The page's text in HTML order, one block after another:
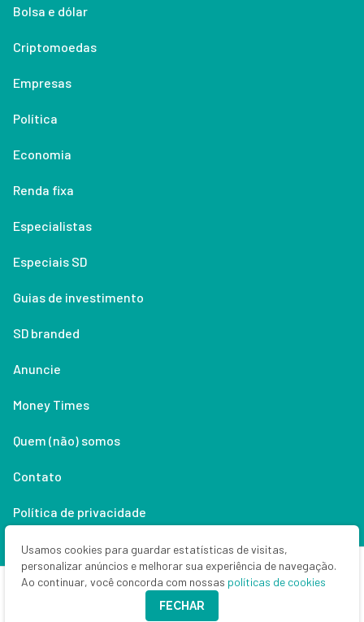
Bolsa e dólar
Criptomoedas
Empresas
Política
Economia
Renda fixa
Especialistas
Especiais SD
Guias de investimento
SD branded
Anuncie
Money Times
Quem (não) somos
Contato
Política de privacidade
Lifestyle
Copyright © 2026 Seu Dinheiro. Todos os direitos reservados.
Usamos cookies para guardar estatísticas de visitas,
personalizar anúncios e melhorar sua experiência de navegação.
Ao continuar, você concorda com nossas políticas de cookies
FECHAR